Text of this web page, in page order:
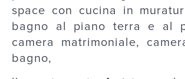
space con cucina in
bagno al piano terra e al
camera matrimoniale,
bagno,